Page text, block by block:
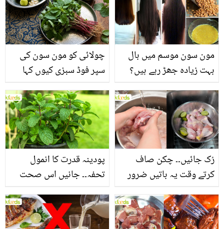
چولائی کو مون سون کی
سپر فوڈ سبزی کیوں کہا
منرلز اور اینٹی آکسیڈنٹس
سے بھرپور اس سبزی کے
فائدے
مون سون موسم میں بال
بہت زیادہ جھڑ رہے ہیں؟
بنانے کے چند قدرتی طریقے
پودینہ قدرت کا انمول
تحفہ۔۔ جانیں اس صحت
انگیز طبی فوائد
رُک جائیں۔۔ چکن صاف
کرتے وقت یہ باتیں ضرور